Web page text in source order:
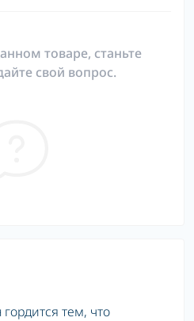
товаре, станьте
свой вопрос.
тем, что